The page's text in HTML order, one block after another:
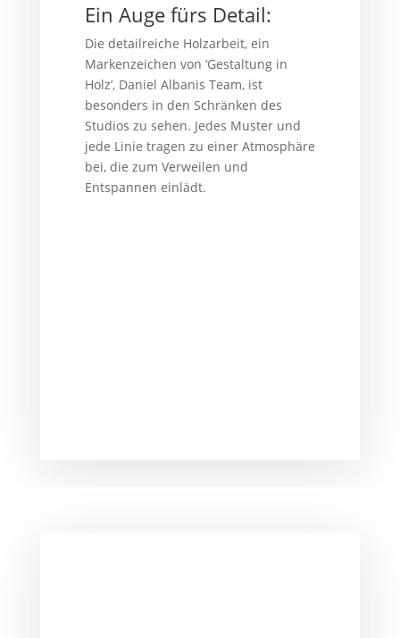
Ein Auge fürs Detail:
Die detailreiche Holzarbeit, ein
Markenzeichen von ‘Gestaltung in
Holz’, Daniel Albanis Team, ist
besonders in den Schränken des
Studios zu sehen. Jedes Muster und
jede Linie tragen zu einer Atmosphäre
bei, die zum Verweilen und
Entspannen einlädt.